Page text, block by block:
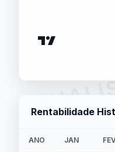
Rentabilidade
ANO JAN